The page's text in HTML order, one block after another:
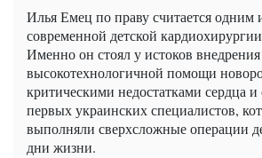
Илья Емец по праву считается одним
современной детской
Именно он стоял у истоков внедрения
высокотехнологичной помощи
критическими недостатками сердца
первых украинских специалистов,
выполняли сверхсложные операции
дни жизни.